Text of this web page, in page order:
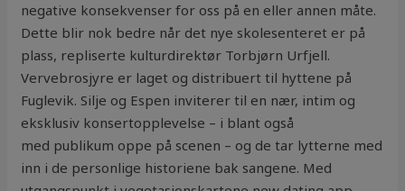
negative konsekvenser for oss på en eller annen måte.
Dette blir nok bedre når det nye skolesenteret er på
plass, repliserte kulturdirektør Torbjørn Urfjell.
Vervebrosjyre er laget og distribuert til hyttene på
Fuglevik. Silje og Espen inviterer til en nær, intim og
eksklusiv konsertopplevelse – i blant også
med publikum oppe på scenen – og de tar lytterne med
inn i de personlige historiene bak sangene. Med